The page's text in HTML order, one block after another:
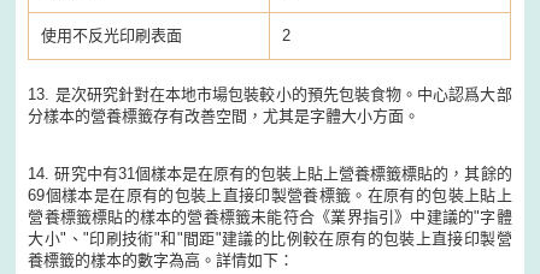
使用不反光印刷表面 2
13. 是次研究針對在本地市場包裝較小的預先包裝食物。中心認爲大部
分樣本的營養標籤存有改善空間，尤其是字體大小方面。
14. 研究中有31個樣本是在原有的包裝上貼上營養標籤標貼的，其餘的
69個樣本是在原有的包裝上直接印製營養標籤。在原有的包裝上貼上
營養標籤標貼的樣本的營養標籤未能符合《業界指引》中建議的"字體
大小"、"印刷技術"和"間距"建議的比例較在原有的包裝上直接印製營
養標籤的樣本的數字為高。詳情如下：